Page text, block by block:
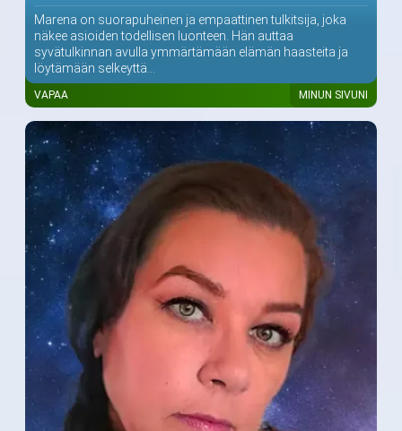
Marena on suorapuheinen ja empaattinen tulkitsija, joka
näkee asioiden todellisen luonteen. Hän auttaa
syvätulkinnan avulla ymmärtämään elämän haasteita ja
löytämään selkeyttä...
VAPAA MINUN SIVUNI